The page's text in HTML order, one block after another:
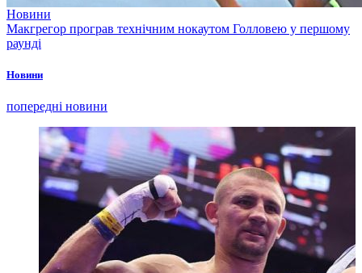
Новини
Макгрегор програв технічним нокаутом Голловею у першому
раунді
Новини
попередні новини